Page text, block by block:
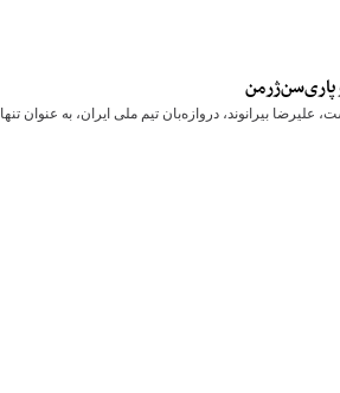
پاری‌سن‌ژرمن
علیرضا بیرانوند، دروازه‌بان تیم ملی ایران، به عنوان تنها